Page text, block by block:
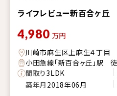
ライフレビュー新百合ヶ丘
4,980 万円
川崎市麻生区上麻生４丁目
小田急線「新百合ヶ丘」駅
間取り3LDK
築年月 2018年06月